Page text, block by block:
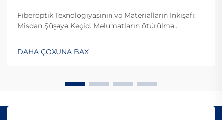
Fiberoptik Texnologiyasının və Materialların İnkişafı:
Misdan Şüşəyə Keçid. Məlumatların ötürülmə
telekommunikasiya şirkətləri məlumat ötürmək üçün
kabeldən istifadə etməklə məlumatlar artıq işıq
DAHA ÇOXUNA BAX